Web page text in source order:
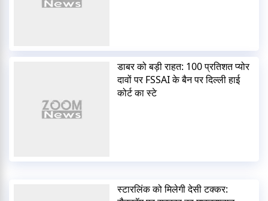
डाबर को बड़ी राहत: 100 प्रतिशत प्योर
दावों पर FSSAI के बैन पर दिल्ली हाई
कोर्ट का स्टे
स्टारलिंक को मिलेगी देसी टक्कर: